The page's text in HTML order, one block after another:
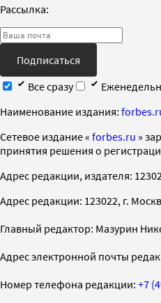
Рассылка:
Подписаться
Все сразу
Наименование издания:
Cетевое издание « forbes.ru »
принятия решения о
Адрес редакции, издателя:
Адрес редакции: 123022, г.
Главный редактор: Мазурин
Адрес электронной почты
Номер телефона редакции: +7